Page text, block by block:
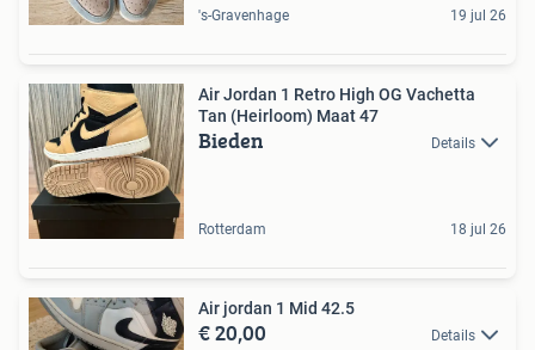
's-Gravenhage 19 jul 26
Air Jordan 1 Retro High OG Vachetta
Tan (Heirloom) Maat 47
Bieden Details
Rotterdam 18 jul 26
Air jordan 1 Mid 42.5
€ 20,00 Details